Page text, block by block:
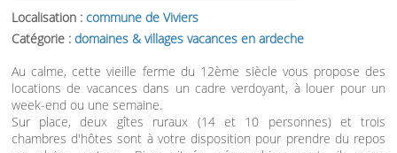
Localisation : commune de Viviers
Catégorie : domaines & villages vacances en ardeche
Au calme, cette vieille ferme du 12ème siècle vous propose des
locations de vacances dans un cadre verdoyant, à louer pour un
week-end ou une semaine.
Sur place, deux gîtes ruraux (14 et 10 personnes) et trois
chambres d'hôtes sont à votre disposition pour prendre du repos